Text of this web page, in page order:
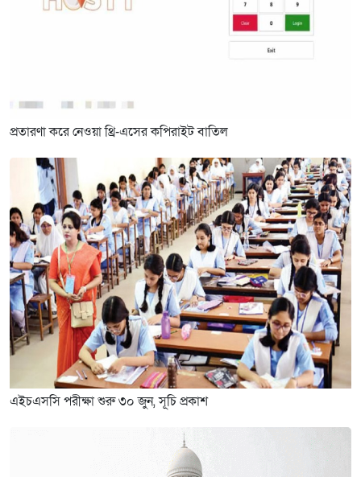
প্রতারণা করে নেওয়া থ্রি-এসের কপিরাইট বাতিল
এইচএসসি পরীক্ষা শুরু ৩০ জুন, সূচি প্রকাশ